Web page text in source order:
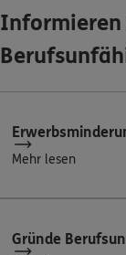
Schaden-
Kontakt
Sehen Sie
Informieren
Mehr lesen
Gründe